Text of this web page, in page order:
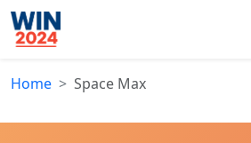
Home Space Max